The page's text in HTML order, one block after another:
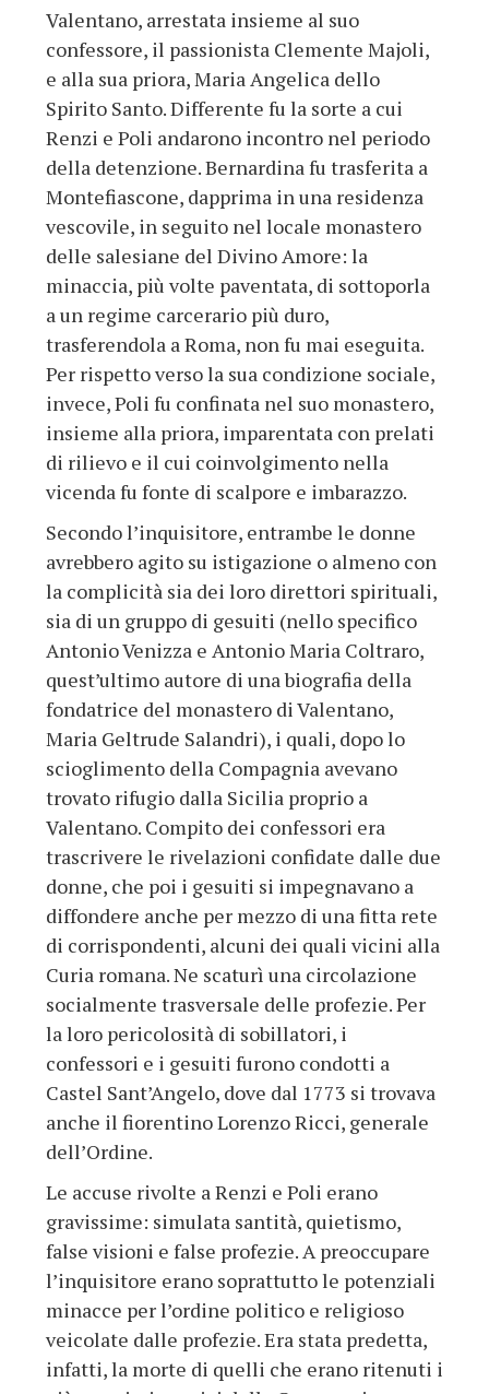
Valentano, arrestata insieme al suo
confessore, il passionista Clemente Majoli,
e alla sua priora, Maria Angelica dello
Spirito Santo. Differente fu la sorte a cui
Renzi e Poli andarono incontro nel periodo
della detenzione. Bernardina fu trasferita a
Montefiascone, dapprima in una residenza
vescovile, in seguito nel locale monastero
delle salesiane del Divino Amore: la
minaccia, più volte paventata, di sottoporla
a un regime carcerario più duro,
trasferendola a Roma, non fu mai eseguita.
Per rispetto verso la sua condizione sociale,
invece, Poli fu confinata nel suo monastero,
insieme alla priora, imparentata con prelati
di rilievo e il cui coinvolgimento nella
vicenda fu fonte di scalpore e imbarazzo.
Secondo l’inquisitore, entrambe le donne
avrebbero agito su istigazione o almeno con
la complicità sia dei loro direttori spirituali,
sia di un gruppo di gesuiti (nello specifico
Antonio Venizza e Antonio Maria Coltraro,
quest’ultimo autore di una biografia della
fondatrice del monastero di Valentano,
Maria Geltrude Salandri), i quali, dopo lo
scioglimento della Compagnia avevano
trovato rifugio dalla Sicilia proprio a
Valentano. Compito dei confessori era
trascrivere le rivelazioni confidate dalle due
donne, che poi i gesuiti si impegnavano a
diffondere anche per mezzo di una fitta rete
di corrispondenti, alcuni dei quali vicini alla
Curia romana. Ne scaturì una circolazione
socialmente trasversale delle profezie. Per
la loro pericolosità di sobillatori, i
confessori e i gesuiti furono condotti a
Castel Sant’Angelo, dove dal 1773 si trovava
anche il fiorentino Lorenzo Ricci, generale
dell’Ordine.
Le accuse rivolte a Renzi e Poli erano
gravissime: simulata santità, quietismo,
false visioni e false profezie. A preoccupare
l’inquisitore erano soprattutto le potenziali
minacce per l’ordine politico e religioso
veicolate dalle profezie. Era stata predetta,
infatti, la morte di quelli che erano ritenuti i